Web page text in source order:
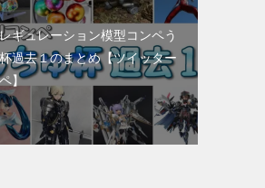
ギュレーション模型コンペう
過去１のまとめ【ツイッター
】